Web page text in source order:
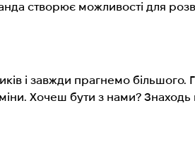
створює можливості для
і завжди прагнемо більшого.
Хочеш бути з нами?